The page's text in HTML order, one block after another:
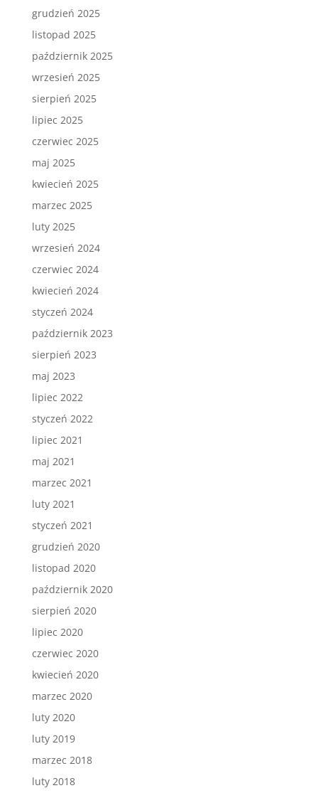
grudzień 2025
listopad 2025
październik 2025
wrzesień 2025
sierpień 2025
lipiec 2025
czerwiec 2025
maj 2025
kwiecień 2025
marzec 2025
luty 2025
wrzesień 2024
czerwiec 2024
kwiecień 2024
styczeń 2024
październik 2023
sierpień 2023
maj 2023
lipiec 2022
styczeń 2022
lipiec 2021
maj 2021
marzec 2021
luty 2021
styczeń 2021
grudzień 2020
listopad 2020
październik 2020
sierpień 2020
lipiec 2020
czerwiec 2020
kwiecień 2020
marzec 2020
luty 2020
luty 2019
marzec 2018
luty 2018